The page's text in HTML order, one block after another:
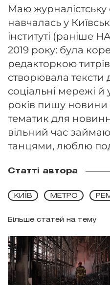
Маю журналістську
навчалась у
інституті (раніше
2019 року: була
редакторкою
створювала тексти
соціальні мережі
років пишу новини
тематик для
вільний час
танцями, люблю
Статті автора
Більше статей на тему
КИЇВ МЕТРО